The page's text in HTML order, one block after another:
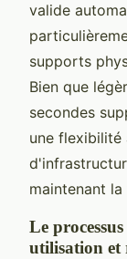
valide
supports
Bien que
secondes
une flexibilité
maintenant
Le
utilisation et